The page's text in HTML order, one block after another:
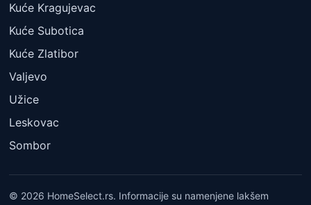
Kuće Kragujevac
Kuće Subotica
Kuće Zlatibor
Valjevo
Užice
Leskovac
Sombor
© 2026 HomeSelect.rs. Informacije su namenjene lakšem